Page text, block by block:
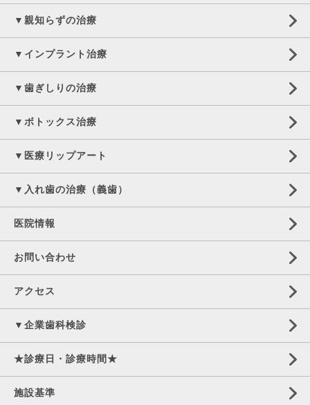
▼親知らずの治療
▼インプラント治療
▼歯ぎしりの治療
▼ボトックス治療
▼医療リップアート
▼入れ歯の治療（義歯）
医院情報
お問い合わせ
アクセス
▼企業歯科検診
★診療日・診療時間★
施設基準